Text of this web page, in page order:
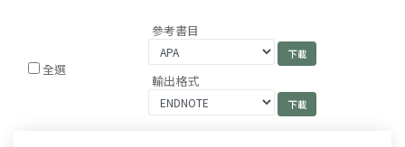
全選
參考書目
輸出格式